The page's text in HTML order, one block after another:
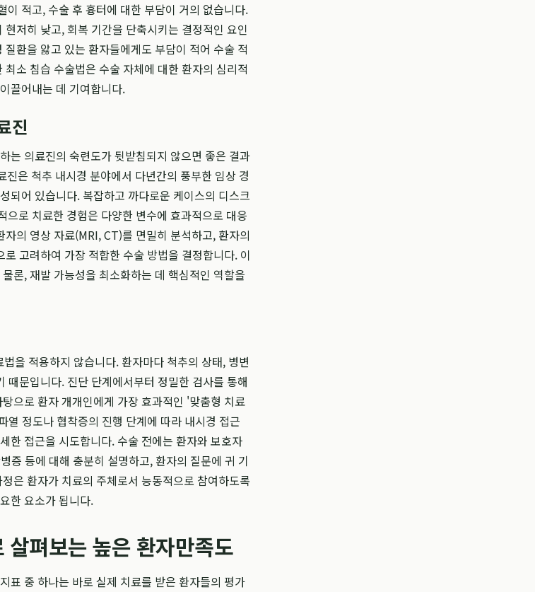
이 적고, 수술 후 흉터에 대한 부담이 거의 없습니다.
저히 낮고, 회복 기간을 단축시키는 결정적인 요인
환을 앓고 있는 환자들에게도 부담이 적어 수술 적
소 침습 수술법은 수술 자체에 대한 환자의 심리적
끌어내는 데 기여합니다.
진
는 의료진의 숙련도가 뒷받침되지 않으면 좋은 결과
진은 척추 내시경 분야에서 다년간의 풍부한 임상 경
되어 있습니다. 복잡하고 까다로운 케이스의 디스크
으로 치료한 경험은 다양한 변수에 효과적으로 대응
의 영상 자료(MRI, CT)를 면밀히 분석하고, 환자의
고려하여 가장 적합한 수술 방법을 결정합니다. 이
론, 재발 가능성을 최소화하는 데 핵심적인 역할을
을 적용하지 않습니다. 환자마다 척추의 상태, 병변
때문입니다. 진단 단계에서부터 정밀한 검사를 통해
으로 환자 개개인에게 가장 효과적인 '맞춤형 치료
열 정도나 협착증의 진행 단계에 따라 내시경 접근
한 접근을 시도합니다. 수술 전에는 환자와 보호자
증 등에 대해 충분히 설명하고, 환자의 질문에 귀 기
은 환자가 치료의 주체로서 능동적으로 참여하도록
한 요소가 됩니다.
펴보는 높은 환자만족도
표 중 하나는 바로 실제 치료를 받은 환자들의 평가